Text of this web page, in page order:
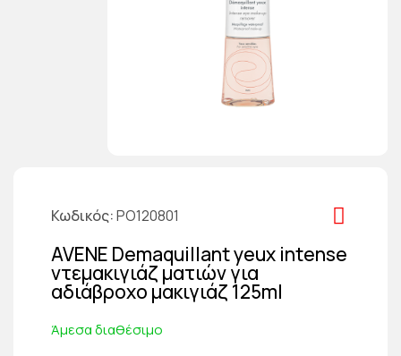
Κωδικός PO120801
AVENE Demaquillant yeux intense
ντεμακιγιάζ ματιών για
αδιάβροχο μακιγιάζ 125ml
Άμεσα διαθέσιμο